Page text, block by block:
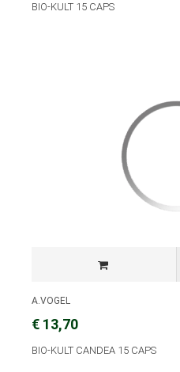
BIO-KULT 15 CAPS
A.VOGEL
€ 13,70
BIO-KULT CANDEA 15 CAPS